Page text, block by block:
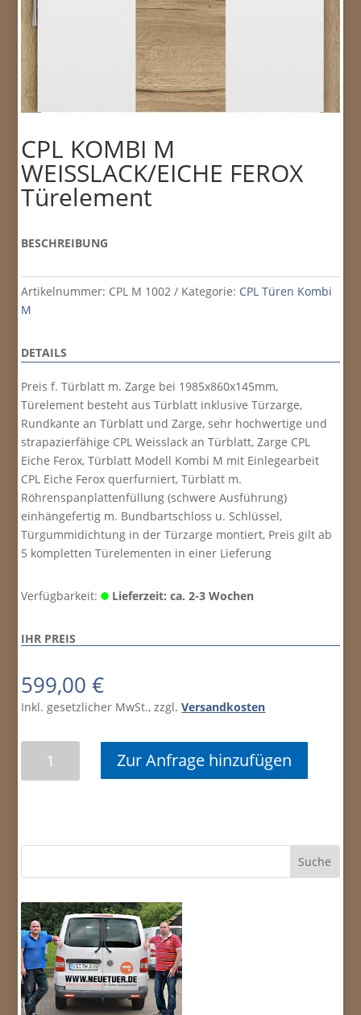
CPL KOMBI M
WEISSLACK/EICHE FEROX
Türelement
BESCHREIBUNG
Artikelnummer: CPL M 1002 Kategorie: CPL Türen Kombi
M
DETAILS
Preis f. Türblatt m. Zarge bei 1985x860x145mm,
Türelement besteht aus Türblatt inklusive Türzarge,
Rundkante an Türblatt und Zarge, sehr hochwertige und
strapazierfähige CPL Weisslack an Türblatt, Zarge CPL
Eiche Ferox, Türblatt Modell Kombi M mit Einlegearbeit
CPL Eiche Ferox querfurniert, Türblatt m.
Röhrenspanplattenfüllung (schwere Ausführung)
einhängefertig m. Bundbartschloss u. Schlüssel,
Türgummidichtung in der Türzarge montiert, Preis gilt ab
5 kompletten Türelementen in einer Lieferung
Verfügbarkeit: Lieferzeit: ca. 2-3 Wochen
IHR PREIS
599,00€
Inkl. gesetzlicher MwSt., zzgl.Versandkosten
KOMBI
Türelement
Zur Anfrage hinzufügen